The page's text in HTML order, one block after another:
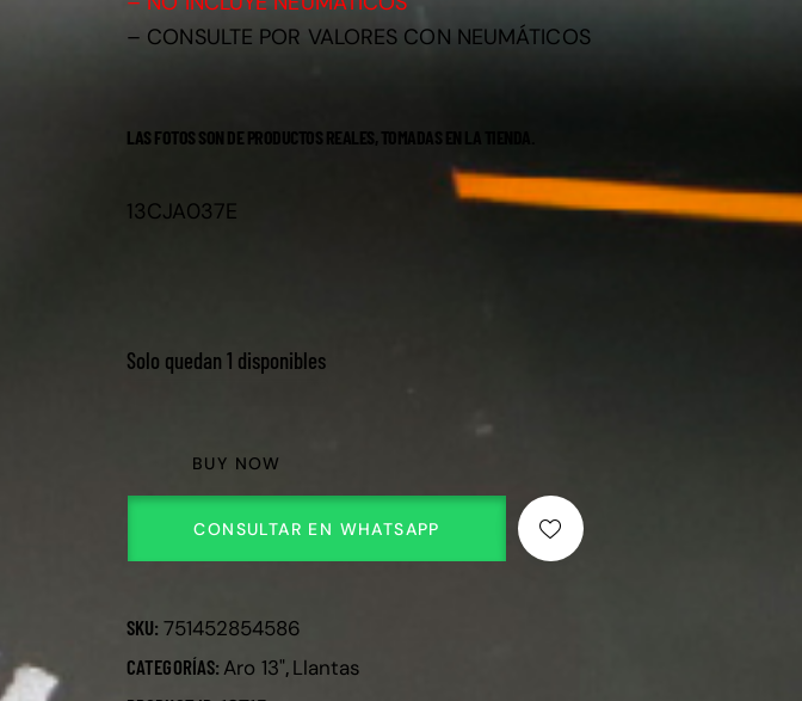
– CONSULTE POR VALORES CON NEUMÁTICOS
LAS FOTOS SON DE PRODUCTOS REALES, TOMADAS EN LA TIENDA.
13CJA037E
Solo quedan 1 disponibles
BUY NOW
CONSULTAR EN WHATSAPP
SKU: 751452854586
CATEGORÍAS: Aro 13", Llantas